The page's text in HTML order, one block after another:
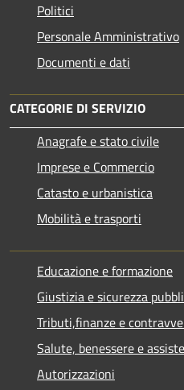
Politici
Personale Amministrativo
Documenti e dati
CATEGORIE DI SERVIZIO
Anagrafe e stato civile
Imprese e Commercio
Catasto e urbanistica
Mobilità e trasporti
Educazione e formazione
Giustizia e sicurezza
Tributi,finanze e
Salute, benessere e
Autorizzazioni